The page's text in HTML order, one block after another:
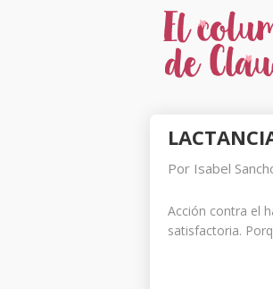
2019
17
ENERO
Por Isabel
Acción contra el
satisfactoria.